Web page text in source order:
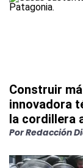
Construir
innovadora
la cordillera
PorRedacción